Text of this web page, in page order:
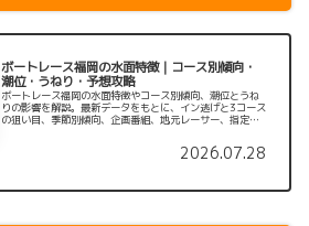
ボートレース福岡の水面特徴｜コース別傾向・
潮位・うねり・予想攻略
ボートレース福岡の水面特徴やコース別傾向、潮位とうね
りの影響を解説。最新データをもとに、イン逃げと3コース
の狙い目、季節別傾向、企画番組、地元レーサー、指定
2026.07.28